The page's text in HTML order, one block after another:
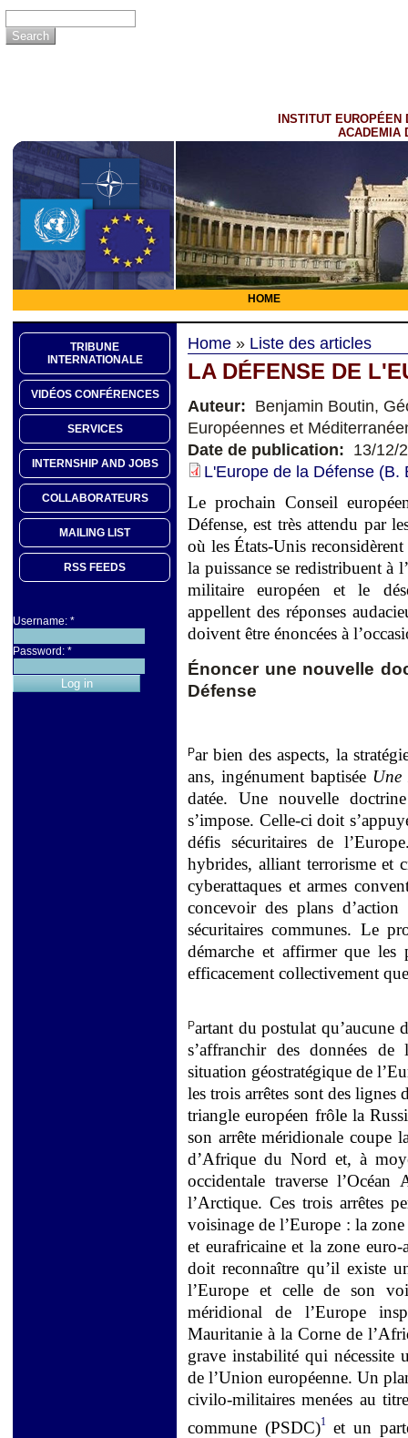
INSTITUT EUROPÉEN
ACADEMIA
HOME
TRIBUNE
INTERNATIONALE
VIDÉOS CONFÉRENCES
SERVICES
INTERNSHIP AND JOBS
COLLABORATEURS
MAILING LIST
RSS FEEDS
Username: *
Password: *
Home » Liste des articles
LA DÉFENSE DE
Auteur: Benjamin Boutin,
Européennes et
Date de publication: 13/12/
L'Europe de la Défense (B.
Le prochain Conseil
Défense, est très attendu par
où les États-Unis
la puissance se redistribuent à
militaire européen et le
appellent des réponses
doivent être énoncées à
Énoncer une nouvelle
Défense
Par bien des aspects, la
ans, ingénument baptisée Une
datée. Une nouvelle
s’impose. Celle-ci doit
défis sécuritaires de
hybrides, alliant terrorisme et
cyberattaques et armes
concevoir des plans
sécuritaires communes. Le
démarche et affirmer que les
efficacement collectivement
Partant du postulat qu’aucune
s’affranchir des données
situation géostratégique de
les trois arrêtes sont des lignes
triangle européen frôle la
son arrête méridionale coupe
d’Afrique du Nord et, à
occidentale traverse
l’Arctique. Ces trois arrêtes
voisinage de l’Europe : la
et eurafricaine et la zone
doit reconnaître qu’il existe
l’Europe et celle de son
méridional de l’Europe
Mauritanie à la Corne de
grave instabilité qui nécessite
de l’Union européenne. Un
civilo-militaires menées au
commune (PSDC)1et un